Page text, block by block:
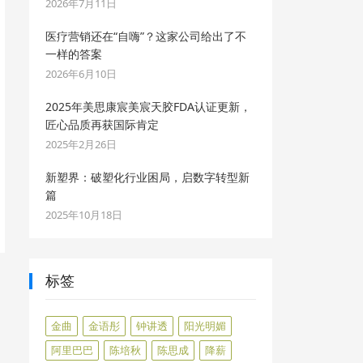
2026年7月11日
医疗营销还在“自嗨”？这家公司给出了不
一样的答案
2026年6月10日
2025年美思康宸美宸天胶FDA认证更新，
匠心品质再获国际肯定
2025年2月26日
新塑界：破塑化行业困局，启数字转型新
篇
2025年10月18日
标签
金曲 金语彤 钟讲透
阳光明媚
阿里巴巴
陈培秋 陈思成 降薪